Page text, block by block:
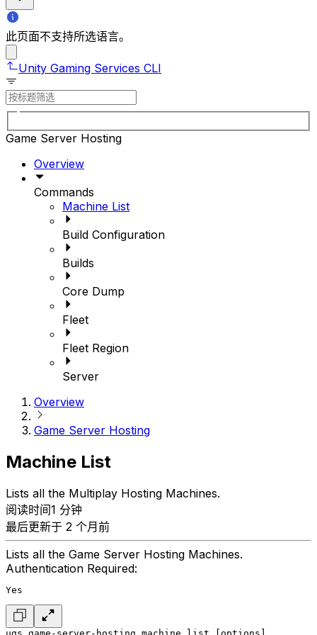
此页面不支持所选语言。
Unity Gaming Services CLI
Game Server Hosting
Overview
Commands
Machine List
Build Configuration
Builds
Core Dump
Fleet
Fleet Region
Server
Overview
Game Server Hosting
Machine List
Lists all the Multiplay Hosting Machines.
阅读时间1 分钟
最后更新于 2 个月前
Lists all the Game Server Hosting Machines.
Authentication Required:
Yes